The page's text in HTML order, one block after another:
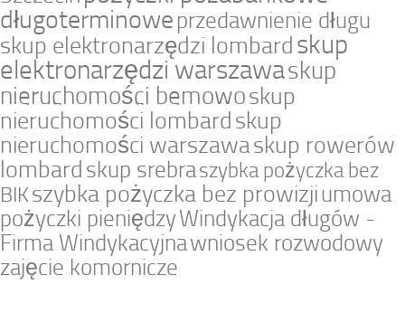
długoterminowe przedawnienie długu
skup elektronarzędzi lombardskup
elektronarzędzi warszawaskup
nieruchomości bemowoskup
nieruchomości lombardskup
nieruchomości warszawaskup rowerów
lombard skup srebraszybka pożyczka bez
BIKszybka pożyczka bez prowizjiumowa
pożyczki pieniędzyWindykacja długów -
Firma Windykacyjnawniosek rozwodowy
zajęcie komornicze